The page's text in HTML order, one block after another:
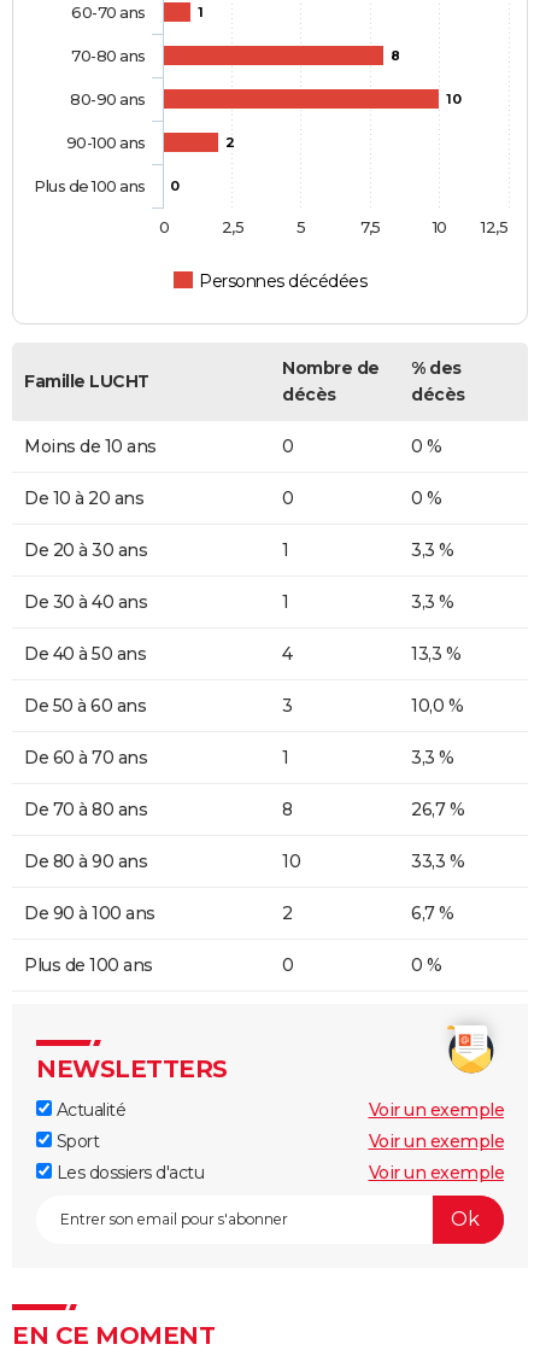
1
8
10
2
0
Personnes décédées
60-70 ans
70-80 ans
80-90 ans
90-100 ans
Plus de 100 ans
0 10
2,5 5 7,5 12,5
Famille LUCHT
Nombre de
décès
% des
décès
Moins de 10 ans 0 0 %
De 10 à 20 ans 0 0 %
De 20 à 30 ans 1 3,3 %
De 30 à 40 ans 1 3,3 %
De 40 à 50 ans 4 13,3 %
De 50 à 60 ans 3 10,0 %
De 60 à 70 ans 1 3,3 %
De 70 à 80 ans 8 26,7 %
De 80 à 90 ans 10 33,3 %
De 90 à 100 ans 2 6,7 %
Plus de 100 ans 0 0 %
NEWSLETTERS
Actualité
Voir un exemple
Sport
Voir un exemple
Les dossiers d'actu
Voir un exemple
EN CE MOMENT